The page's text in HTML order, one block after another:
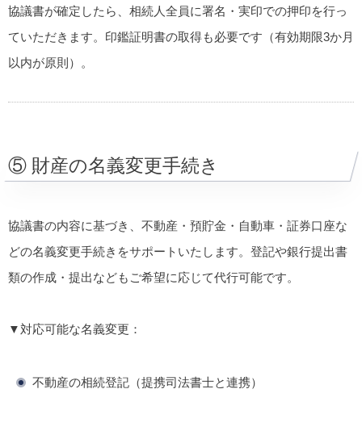
協議書が確定したら、相続人全員に署名・実印での押印を行っ
ていただきます。印鑑証明書の取得も必要です（有効期限3か月
以内が原則）。
⑤ 財産の名義変更手続き
協議書の内容に基づき、不動産・預貯金・自動車・証券口座な
どの名義変更手続きをサポートいたします。登記や銀行提出書
類の作成・提出などもご希望に応じて代行可能です。
▼対応可能な名義変更：
不動産の相続登記（提携司法書士と連携）